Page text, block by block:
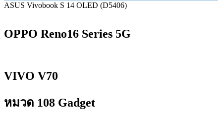
ASUS Vivobook S 14 OLED (D5406)
OPPO Reno16 Series 5G
VIVO V70
หมวด 108 Gadget